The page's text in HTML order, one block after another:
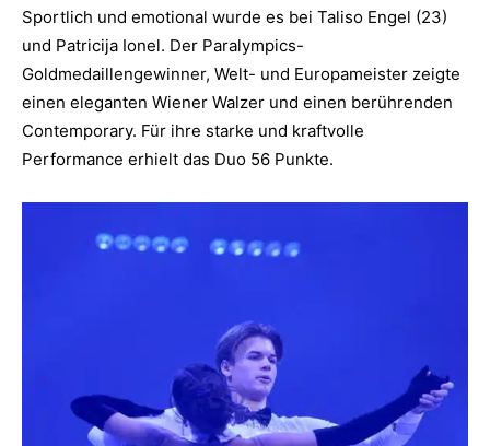
Sportlich und emotional wurde es bei Taliso Engel (23)
und Patricija Ionel. Der Paralympics-
Goldmedaillengewinner, Welt- und Europameister zeigte
einen eleganten Wiener Walzer und einen berührenden
Contemporary. Für ihre starke und kraftvolle
Performance erhielt das Duo 56 Punkte.